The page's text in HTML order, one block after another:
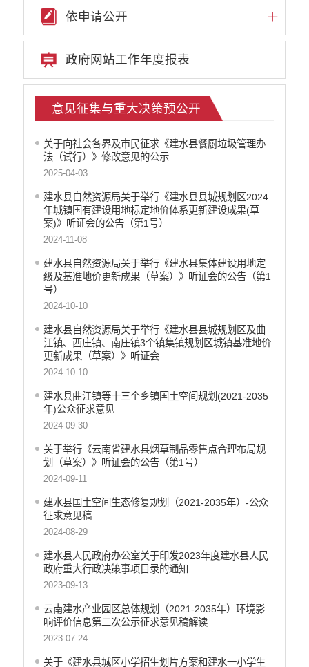
财政资金直达基层
稳岗就业
减税降费
利企惠民
乡村振兴
养老服务
义务教育
生态环境
产品质量
社会救助
涉农补贴
公务员招录
法治政府建设
依申请公开
政府网站工作年度报表
意见征集与重大决策预公开
关于向社会各界及市民征求《建水县餐厨垃圾管理办
法（试行）》修改意见的公示
2025-04-03
建水县自然资源局关于举行《建水县县城规划区2024
年城镇国有建设用地标定地价体系更新建设成果(草
案)》听证会的公告（第1号）
2024-11-08
建水县自然资源局关于举行《建水县集体建设用地定
级及基准地价更新成果（草案）》听证会的公告（第1
号）
2024-10-10
建水县自然资源局关于举行《建水县县城规划区及曲
江镇、西庄镇、南庄镇3个镇集镇规划区城镇基准地价
更新成果（草案）》听证会...
2024-10-10
建水县曲江镇等十三个乡镇国土空间规划(2021-2035
年)公众征求意见
2024-09-30
关于举行《云南省建水县烟草制品零售点合理布局规
划（草案）》听证会的公告（第1号）
2024-09-11
建水县国土空间生态修复规划（2021-2035年）-公众
征求意见稿
2024-08-29
建水县人民政府办公室关于印发2023年度建水县人民
政府重大行政决策事项目录的通知
2023-09-13
云南建水产业园区总体规划（2021-2035年）环境影
响评价信息第二次公示征求意见稿解读
2023-07-24
关于《建水县城区小学招生划片方案和建水一小学生